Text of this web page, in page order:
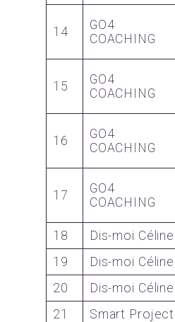
14
GO4
COACHING
15
GO4
COACHING
16
GO4
COACHING
17
GO4
COACHING
18
Dis-moi Céline
19
Dis-moi Céline
20
Dis-moi Céline
21
Smart Project